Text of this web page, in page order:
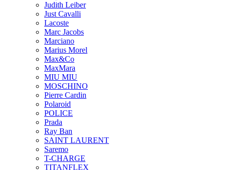
Judith Leiber
Just Cavalli
Lacoste
Marc Jacobs
Marciano
Marius Morel
Max&Co
MaxMara
MIU MIU
MOSCHINO
Pierre Cardin
Polaroid
POLICE
Prada
Ray Ban
SAINT LAURENT
Saremo
T-CHARGE
TITANFLEX